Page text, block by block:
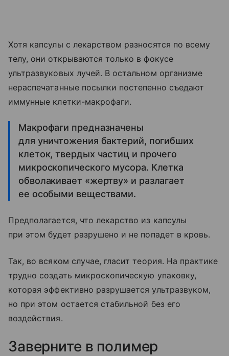
Хотя капсулы с лекарством разносятся по всему
телу, они открываются только в фокусе
ультразвуковых лучей. В остальном организме
нераспечатанные посылки постепенно съедают
иммунные клетки-макрофаги.
Макрофаги предназначены
для уничтожения бактерий, погибших
клеток, твердых частиц и прочего
микроскопического мусора. Клетка
обволакивает «жертву» и разлагает
ее особыми веществами.
Предполагается, что лекарство из капсулы
при этом будет разрушено и не попадет в кровь.
Так, во всяком случае, гласит теория. На практике
трудно создать микроскопическую упаковку,
которая эффективно разрушается ультразвуком,
но при этом остается стабильной без его
воздействия.
Заверните в полимер